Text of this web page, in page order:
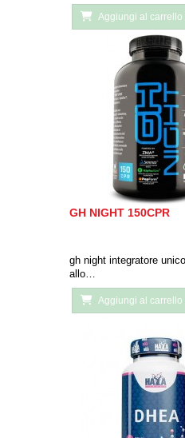
Aggiungi al carrello
GH NIGHT 150CPR
gh night integratore
allo…
Aggiungi al carrello